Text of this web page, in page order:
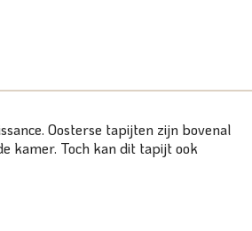
Oosterse tapijten zijn bovenal
kamer. Toch kan dit tapijt ook